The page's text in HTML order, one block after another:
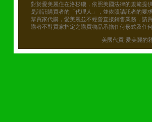
對於愛美麗住在洛杉磯，依照美國法律的規範提
是請託購買者的「代理人」，並依照請託者的要
幫買家代購，愛美麗並不經營直接銷售業務，請
購者不對買家指定之購買物品承擔任何形式及任
美國代買-愛美麗的